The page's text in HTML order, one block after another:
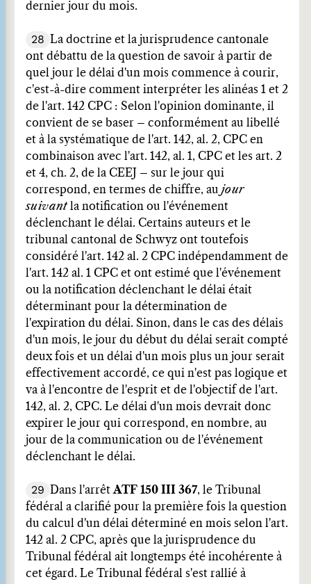
dernier jour du mois.
28
La doctrine et la jurisprudence cantonale
ont débattu de la question de savoir à partir de
quel jour le délai d'un mois commence à courir,
c'est-à-dire comment interpréter les alinéas 1 et 2
de l'art. 142 CPC : Selon l'opinion dominante, il
convient de se baser – conformément au libellé
et à la systématique de l'art. 142, al. 2, CPC en
combinaison avec l'art. 142, al. 1, CPC et les art. 2
et 4, ch. 2, de la CEEJ – sur le jour qui
correspond, en termes de chiffre, au jour
suivantla notification ou l'événement
déclenchant le délai. Certains auteurs et le
tribunal cantonal de Schwyz ont toutefois
considéré l'art. 142 al. 2 CPC indépendamment de
l'art. 142 al. 1 CPC et ont estimé que l'événement
ou la notification déclenchant le délai était
déterminant pour la détermination de
l'expiration du délai. Sinon, dans le cas des délais
d'un mois, le jour du début du délai serait compté
deux fois et un délai d'un mois plus un jour serait
effectivement accordé, ce qui n'est pas logique et
va à l'encontre de l'esprit et de l'objectif de l'art.
142, al. 2, CPC. Le délai d'un mois devrait donc
expirer le jour qui correspond, en nombre, au
jour de la communication ou de l'événement
déclenchant le délai.
29 Dans l'arrêt ATF 150 III 367, le Tribunal
fédéral a clarifié pour la première fois la question
du calcul d'un délai déterminé en mois selon l'art.
142 al. 2 CPC, après que la jurisprudence du
Tribunal fédéral ait longtemps été incohérente à
cet égard. Le Tribunal fédéral s'est rallié à